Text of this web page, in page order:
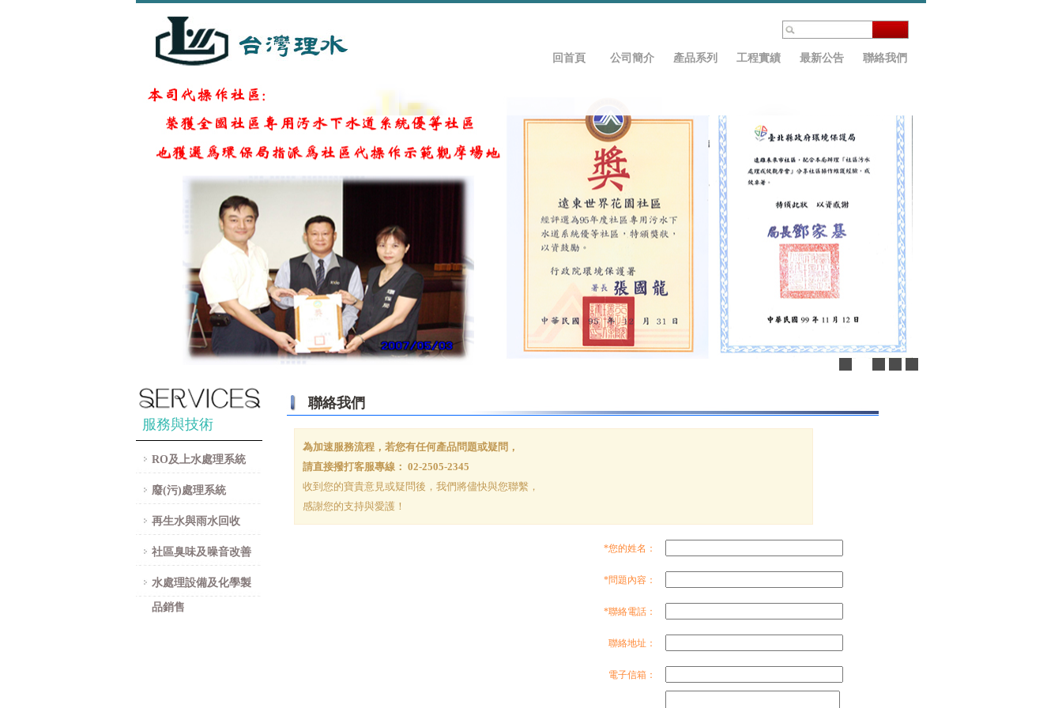
回首頁 公司簡介 產品系列 工程實績 最新公告 聯絡我們
服務與技術
RO及上水處理系統
廢(污)處理系統
再生水與雨水回收
社區臭味及噪音改善
水處理設備及化學製
品銷售
聯絡我們
為加速服務流程，若您有任何產品問題或疑問，
請直接撥打客服專線： 02-2505-2345
收到您的寶貴意見或疑問後，我們將儘快與您聯繫，
感謝您的支持與愛護！
*您的姓名：
*問題內容：
*聯絡電話：
聯絡地址：
電子信箱：